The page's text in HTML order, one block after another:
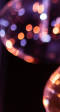
de
hoe creëer je
tuinontwerpen:
de